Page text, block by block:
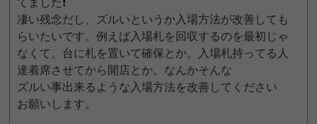
てました❗
凄い残念だし、ズルいというか入場方法が改善しても
らいたいです。例えば入場札を回収するのを最初じゃ
なくて、台に札を置いて確保とか。入場札持ってる人
達着席させてから開店とか。なんかそんな
ズルい事出来るような入場方法を改善してください
お願いします。